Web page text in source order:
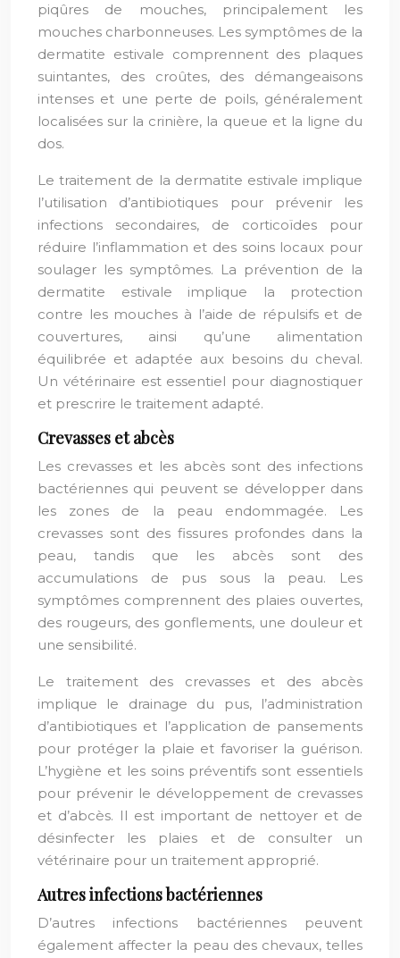
piqûres de mouches, principalement les
mouches charbonneuses. Les symptômes de la
dermatite estivale comprennent des plaques
suintantes, des croûtes, des démangeaisons
intenses et une perte de poils, généralement
localisées sur la crinière, la queue et la ligne du
dos.
Le traitement de la dermatite estivale implique
l’utilisation d’antibiotiques pour prévenir les
infections secondaires, de corticoïdes pour
réduire l’inflammation et des soins locaux pour
soulager les symptômes. La prévention de la
dermatite estivale implique la protection
contre les mouches à l’aide de répulsifs et de
couvertures, ainsi qu’une alimentation
équilibrée et adaptée aux besoins du cheval.
Un vétérinaire est essentiel pour diagnostiquer
et prescrire le traitement adapté.
Crevasses et abcès
Les crevasses et les abcès sont des infections
bactériennes qui peuvent se développer dans
les zones de la peau endommagée. Les
crevasses sont des fissures profondes dans la
peau, tandis que les abcès sont des
accumulations de pus sous la peau. Les
symptômes comprennent des plaies ouvertes,
des rougeurs, des gonflements, une douleur et
une sensibilité.
Le traitement des crevasses et des abcès
implique le drainage du pus, l’administration
d’antibiotiques et l’application de pansements
pour protéger la plaie et favoriser la guérison.
L’hygiène et les soins préventifs sont essentiels
pour prévenir le développement de crevasses
et d’abcès. Il est important de nettoyer et de
désinfecter les plaies et de consulter un
vétérinaire pour un traitement approprié.
Autres infections bactériennes
D’autres infections bactériennes peuvent
également affecter la peau des chevaux, telles